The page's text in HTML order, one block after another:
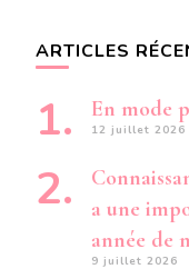
ARTICLES
En mode
12 juillet 2026
a une
année de
9 juillet 2026